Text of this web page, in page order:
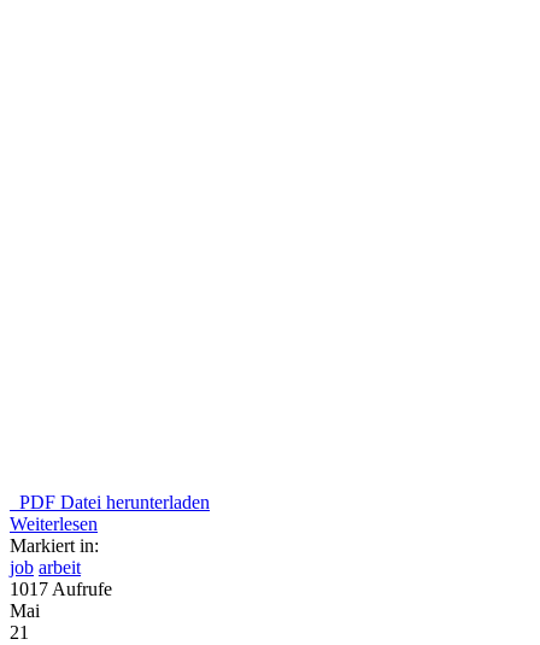
PDF Datei herunterladen
Weiterlesen
Markiert in:
job arbeit
1017 Aufrufe
Mai
21